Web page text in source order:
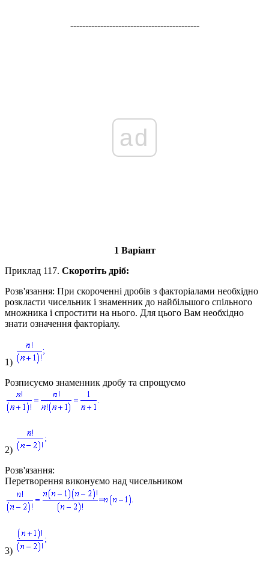
-------------------------------------------
ad
1 Варіант
Приклад 117. Скоротіть дріб:
Розв'язання: При скороченні дробів з факторіалами необхідно
розкласти чисельник і знаменник до найбільшого спільного
множника і спростити на нього. Для цього Вам необхідно
знати означення факторіалу.
1)
Розписуємо знаменник дробу та спрощуємо
2)
Розв'язання:
Перетворення виконуємо над чисельником
3)